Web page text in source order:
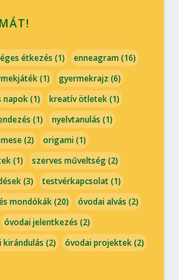
étkezés (1) enneagram(16)
(1) gyermekrajz (6)
napok(1) kreatív ötletek(1)
(1) nyelvtanulás (1)
(2) origami(1)
(1) szerves műveltség(2)
(3) testvérkapcsolat(1)
mondókák(20) óvodai alvás (2)
óvodai jelentkezés (2)
kirándulás (2) óvodai projektek(2)